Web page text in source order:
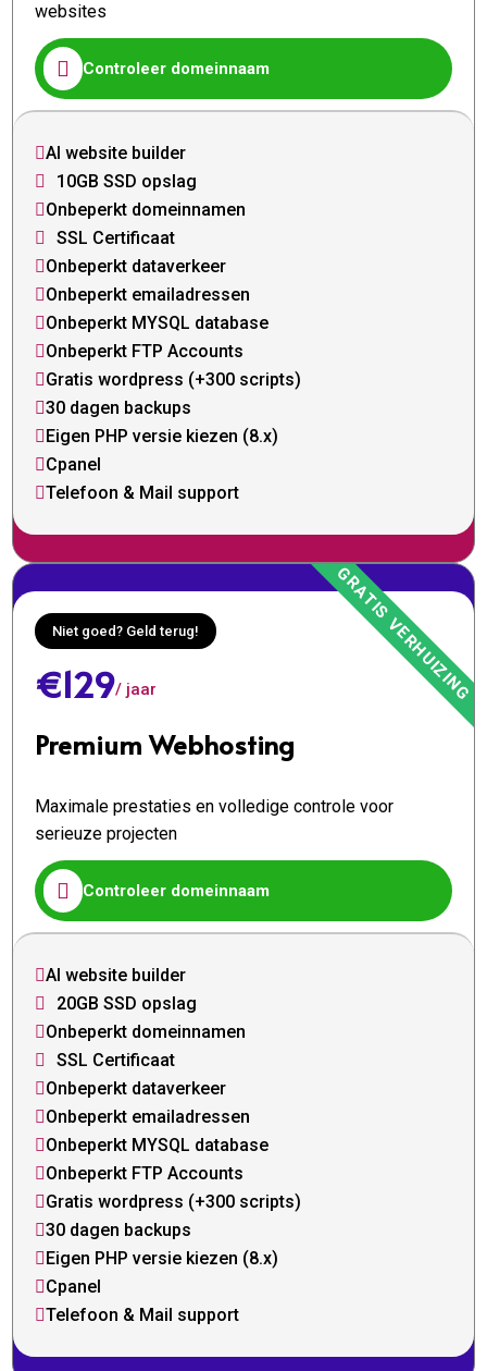
websites
 Controleer domeinnaam
AI website builder
 10GB SSD opslag
Onbeperkt domeinnamen
 SSL Certificaat
Onbeperkt dataverkeer
Onbeperkt emailadressen
Onbeperkt MYSQL database
Onbeperkt FTP Accounts
Gratis wordpress (+300 scripts)
30 dagen backups
Eigen PHP versie kiezen (8.x)
Cpanel
Telefoon & Mail support
Niet goed? Geld terug!
€129/ jaar
Premium Webhosting
Maximale prestaties en volledige controle voor
serieuze projecten
 Controleer domeinnaam
AI website builder
 20GB SSD opslag
Onbeperkt domeinnamen
 SSL Certificaat
Onbeperkt dataverkeer
Onbeperkt emailadressen
Onbeperkt MYSQL database
Onbeperkt FTP Accounts
Gratis wordpress (+300 scripts)
30 dagen backups
Eigen PHP versie kiezen (8.x)
Cpanel
Telefoon & Mail support